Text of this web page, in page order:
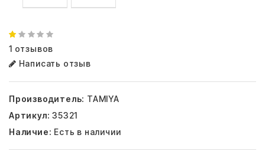
1 отзывов
Написать отзыв
Производитель: TAMIYA
Артикул: 35321
Наличие: Есть в наличии